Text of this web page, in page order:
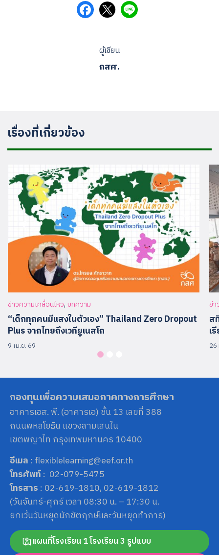
ผู้เขียน
กสศ.
เรื่องที่เกี่ยวข้อง
ข่าวความเคลื่อนไหว, บทความ
“เด็กทุกคนมีแสงในตัวเอง” Thailand Zero Dropout
Plus จากไทยถึงเวทียูเนสโก
9 เม.ย. 69
ข่า
ส
เ
26
กองทุนเพื่อความเสมอภาคทางการศึกษา
อาคารเอส. พี. (อาคารเอ) ชั้น 13 เลขที่ 388
ถนนพหลโยธิน แขวงสามเสนใน
เขตพญาไท กรุงเทพมหานคร 10400
อีเมล : flexiblelearning@eef.or.th
โทรศัพท์: 02-079-5475
โทรสาร : 02-619-1810, 02-619-1812
(วันจันทร์-ศุกร์ เวลา 08:30 น. – 17:30 น.
ยกเว้นวันหยุดนักขัตฤกษ์และวันหยุดทำการ)
แผนที่โรงเรียน 1 โรงเรียน 3 รูปแบบ